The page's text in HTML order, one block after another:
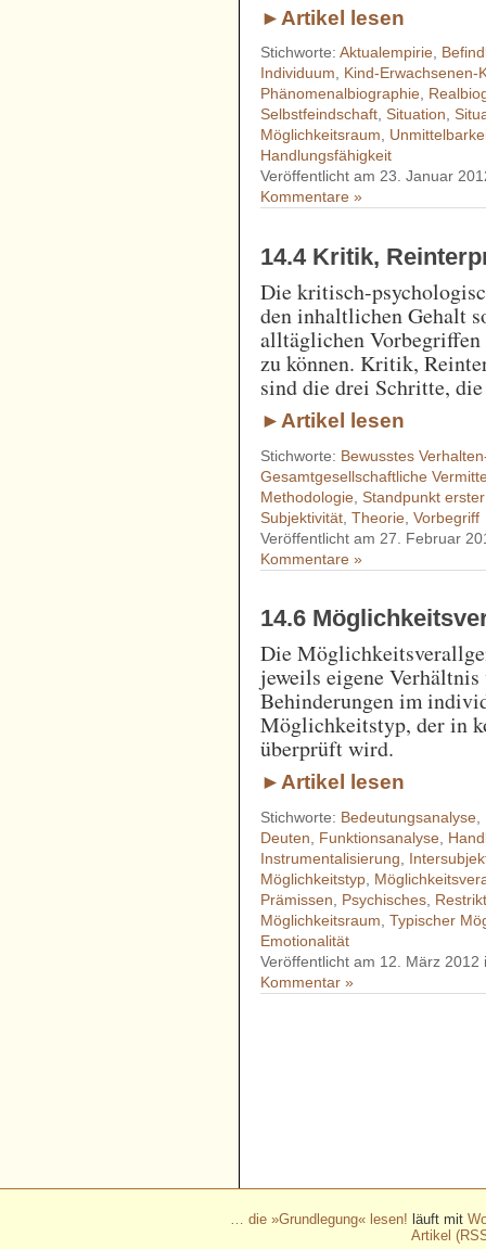
►Artikel lesen
Stichworte:Aktualempirie,
Individuum, Kind-Erwachsenen-
Phänomenalbiographie,
Selbstfeindschaft,Situation,
Möglichkeitsraum,
Handlungsfähigkeit
Veröffentlicht am 23. Januar
Kommentare »
14.4 Kritik,
Die kritisch-
den inhaltlichen Gehalt
alltäglichen
zu können. Kritik,
sind die drei Schritte,
►Artikel lesen
Stichworte: Bewusstes
Gesamtgesellschaftliche
Methodologie ,Standpunkt
Subjektivität ,Theorie ,Vorbegriff
Veröffentlicht am 27. Februar
Kommentare »
14.6
Die
jeweils eigene
Behinderungen im
Möglichkeitstyp, der in
überprüft wird.
►Artikel lesen
Stichworte: Bedeutungsanalyse
Deuten
Funktionsanalyse
Instrumentalisierung
Möglichkeitstyp
Prämissen
Psychisches
Möglichkeitsraum ,Typischer
Emotionalität
Veröffentlicht am 12. März
Kommentar »
… die »Grundlegung« lesen! läuft mit
Artikel